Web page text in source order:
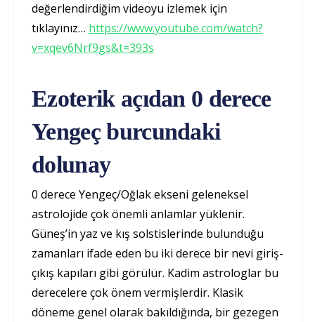
değerlendirdiğim videoyu izlemek için
tıklayınız… https://www.youtube.com/watch?
v=xqev6Nrf9gs&t=393s
Ezoterik açıdan 0 derece
Yengeç burcundaki
dolunay
0 derece Yengeç/Oğlak ekseni geleneksel
astrolojide çok önemli anlamlar yüklenir.
Güneş’in yaz ve kış solstislerinde bulunduğu
zamanları ifade eden bu iki derece bir nevi giriş-
çıkış kapıları gibi görülür. Kadim astrologlar bu
derecelere çok önem vermişlerdir. Klasik
döneme genel olarak bakıldığında, bir gezegen